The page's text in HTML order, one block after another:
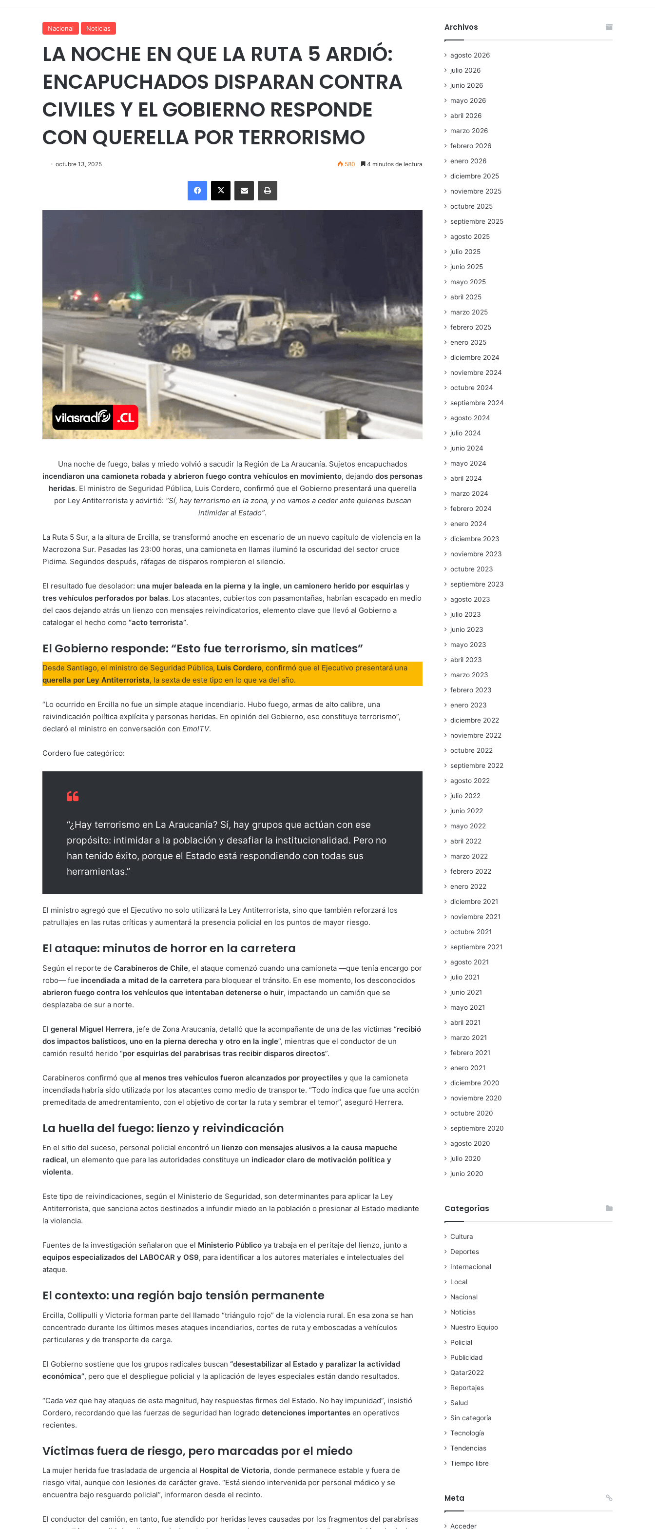
Nacional Noticias
LA NOCHE EN QUE LA RUTA 5 ARDIÓ:
ENCAPUCHADOS DISPARAN CONTRA
CIVILES Y EL GOBIERNO RESPONDE
CON QUERELLA POR TERRORISMO
octubre 13, 2025 580 4 minutos de lectura
Facebook
X Enviar vía email Imprimir
Una noche de fuego, balas y miedo volvió a sacudir la Región de La Araucanía. Sujetos encapuchados
incendiaron una camioneta robada y abrieron fuego contra vehículos en movimiento, dejando dos personas
heridas. El ministro de Seguridad Pública, Luis Cordero, confirmó que el Gobierno presentará una querella
por Ley Antiterrorista y advirtió: “Sí, hay terrorismo en la zona, y no vamos a ceder ante quienes buscan
intimidar al Estado”.
La Ruta 5 Sur, a la altura de Ercilla, se transformó anoche en escenario de un nuevo capítulo de violencia en la
Macrozona Sur. Pasadas las 23:00 horas, una camioneta en llamas iluminó la oscuridad del sector cruce
Pidima. Segundos después, ráfagas de disparos rompieron el silencio.
El resultado fue desolador: una mujer baleada en la pierna y la ingle, un camionero herido por esquirlas y
tres vehículos perforados por balas. Los atacantes, cubiertos con pasamontañas, habrían escapado en medio
del caos dejando atrás un lienzo con mensajes reivindicatorios, elemento clave que llevó al Gobierno a
catalogar el hecho como “acto terrorista”.
El Gobierno responde: “Esto fue terrorismo, sin matices”
Desde Santiago, el ministro de Seguridad Pública, Luis Cordero, confirmó que el Ejecutivo presentará una
querella por Ley Antiterrorista, la sexta de este tipo en lo que va del año.
“Lo ocurrido en Ercilla no fue un simple ataque incendiario. Hubo fuego, armas de alto calibre, una
reivindicación política explícita y personas heridas. En opinión del Gobierno, eso constituye terrorismo”,
declaró el ministro en conversación con EmolTV.
Cordero fue categórico:
“¿Hay terrorismo en La Araucanía? Sí, hay grupos que actúan con ese
propósito: intimidar a la población y desafiar la institucionalidad. Pero no
han tenido éxito, porque el Estado está respondiendo con todas sus
herramientas.”
El ministro agregó que el Ejecutivo no solo utilizará la Ley Antiterrorista, sino que también reforzará los
patrullajes en las rutas críticas y aumentará la presencia policial en los puntos de mayor riesgo.
El ataque: minutos de horror en la carretera
Según el reporte de Carabineros de Chile, el ataque comenzó cuando una camioneta —que tenía encargo por
robo— fue incendiada a mitad de la carretera para bloquear el tránsito. En ese momento, los desconocidos
abrieron fuego contra los vehículos que intentaban detenerse o huir, impactando un camión que se
desplazaba de sur a norte.
El general Miguel Herrera, jefe de Zona Araucanía, detalló que la acompañante de una de las víctimas “recibió
dos impactos balísticos, uno en la pierna derecha y otro en la ingle”, mientras que el conductor de un
camión resultó herido “por esquirlas del parabrisas tras recibir disparos directos”.
Carabineros confirmó que al menos tres vehículos fueron alcanzados por proyectiles y que la camioneta
incendiada habría sido utilizada por los atacantes como medio de transporte. “Todo indica que fue una acción
premeditada de amedrentamiento, con el objetivo de cortar la ruta y sembrar el temor”, aseguró Herrera.
La huella del fuego: lienzo y reivindicación
En el sitio del suceso, personal policial encontró un lienzo con mensajes alusivos a la causa mapuche
radical, un elemento que para las autoridades constituye un indicador claro de motivación política y
violenta.
Este tipo de reivindicaciones, según el Ministerio de Seguridad, son determinantes para aplicar la Ley
Antiterrorista, que sanciona actos destinados a infundir miedo en la población o presionar al Estado mediante
la violencia.
Fuentes de la investigación señalaron que el Ministerio Público ya trabaja en el peritaje del lienzo, junto a
equipos especializados del LABOCAR y OS9, para identificar a los autores materiales e intelectuales del
ataque.
El contexto: una región bajo tensión permanente
Ercilla, Collipulli y Victoria forman parte del llamado “triángulo rojo” de la violencia rural. En esa zona se han
concentrado durante los últimos meses ataques incendiarios, cortes de ruta y emboscadas a vehículos
particulares y de transporte de carga.
El Gobierno sostiene que los grupos radicales buscan “desestabilizar al Estado y paralizar la actividad
económica”, pero que el despliegue policial y la aplicación de leyes especiales están dando resultados.
“Cada vez que hay ataques de esta magnitud, hay respuestas firmes del Estado. No hay impunidad”, insistió
Cordero, recordando que las fuerzas de seguridad han logrado detenciones importantes en operativos
recientes.
Víctimas fuera de riesgo, pero marcadas por el miedo
La mujer herida fue trasladada de urgencia al Hospital de Victoria, donde permanece estable y fuera de
riesgo vital, aunque con lesiones de carácter grave. “Está siendo intervenida por personal médico y se
encuentra bajo resguardo policial”, informaron desde el recinto.
El conductor del camión, en tanto, fue atendido por heridas leves causadas por los fragmentos del parabrisas
Archivos
agosto 2026
julio 2026
junio 2026
mayo 2026
abril 2026
marzo 2026
febrero 2026
enero 2026
diciembre 2025
noviembre 2025
octubre 2025
septiembre 2025
agosto 2025
julio 2025
junio 2025
mayo 2025
abril 2025
marzo 2025
febrero 2025
enero 2025
diciembre 2024
noviembre 2024
octubre 2024
septiembre 2024
agosto 2024
julio 2024
junio 2024
mayo 2024
abril 2024
marzo 2024
febrero 2024
enero 2024
diciembre 2023
noviembre 2023
octubre 2023
septiembre 2023
agosto 2023
julio 2023
junio 2023
mayo 2023
abril 2023
marzo 2023
febrero 2023
enero 2023
diciembre 2022
noviembre 2022
octubre 2022
septiembre 2022
agosto 2022
julio 2022
junio 2022
mayo 2022
abril 2022
marzo 2022
febrero 2022
enero 2022
diciembre 2021
noviembre 2021
octubre 2021
septiembre 2021
agosto 2021
julio 2021
junio 2021
mayo 2021
abril 2021
marzo 2021
febrero 2021
enero 2021
diciembre 2020
noviembre 2020
octubre 2020
septiembre 2020
agosto 2020
julio 2020
junio 2020
Categorías
Cultura
Deportes
Internacional
Local
Nacional
Noticias
Nuestro Equipo
Policial
Publicidad
Qatar2022
Reportajes
Salud
Sin categoría
Tecnología
Tendencias
Tiempo libre
Meta
Acceder